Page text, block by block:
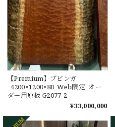
【Premium】ブビンガ
_4200×1200×80_Web限定_オー
ダー用原板 G2077-2
¥33,000,000